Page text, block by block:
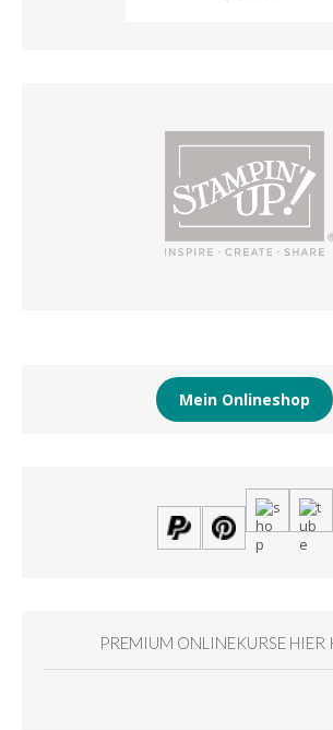
Mein Onlineshop
PREMIUM ONLINEKURSE HIER